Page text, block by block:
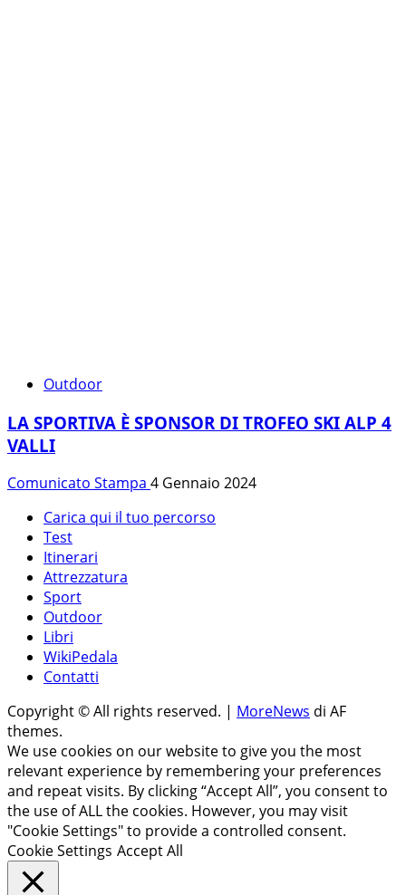
Outdoor
LA SPORTIVA È SPONSOR DI TROFEO SKI ALP 4
VALLI
Comunicato Stampa 4 Gennaio 2024
Carica qui il tuo percorso
Test
Itinerari
Attrezzatura
Sport
Outdoor
Libri
WikiPedala
Contatti
Copyright © All rights reserved. | MoreNews di AF
themes.
We use cookies on our website to give you the most
relevant experience by remembering your preferences
and repeat visits. By clicking “Accept All”, you consent to
the use of ALL the cookies. However, you may visit
"Cookie Settings" to provide a controlled consent.
Cookie Settings Accept All